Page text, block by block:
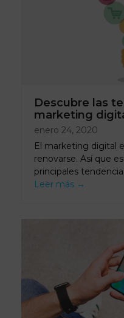
Descubre las
marketing
enero 24, 2020
El marketing digital
renovarse. Así que
principales
Leer más →